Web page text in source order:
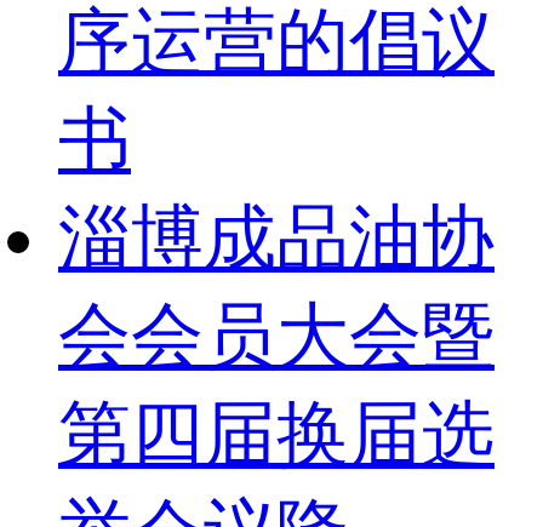
序运营的倡议
书
淄博成品油协
会会员大会暨
第四届换届选